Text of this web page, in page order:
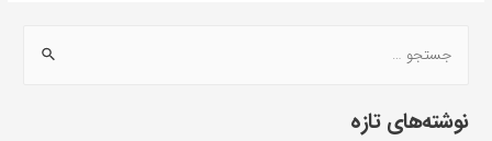
نوشته‌های تازه